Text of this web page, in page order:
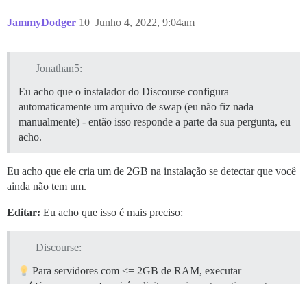
JammyDodger Junho 4, 2022, 9:04am
10
Jonathan5:
Eu acho que o instalador do Discourse configura
automaticamente um arquivo de swap (eu não fiz nada
manualmente) - então isso responde a parte da sua pergunta, eu
acho.
Eu acho que ele cria um de 2GB na instalação se detectar que você
ainda não tem um.
Editar: Eu acho que isso é mais preciso:
Discourse:
Para servidores com <= 2GB de RAM, executar